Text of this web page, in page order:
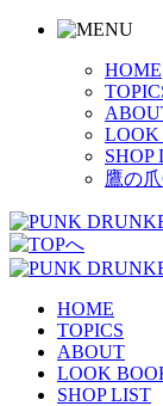
HOME
LOOK
SHOP
鷹の
HOME
TOPICS
ABOUT
LOOK
SHOP LIST